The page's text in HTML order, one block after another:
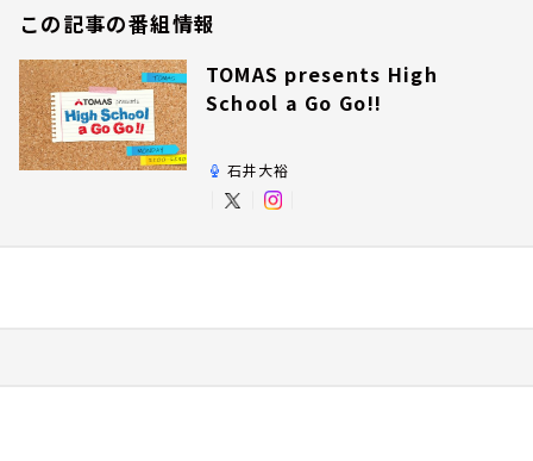
この記事の番組情報
TOMAS presents High
School a Go Go!!
石井大裕